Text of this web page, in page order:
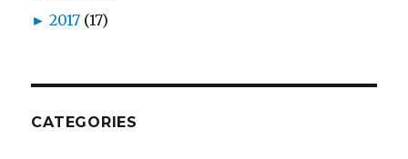
► 2017 (17)
CATEGORIES